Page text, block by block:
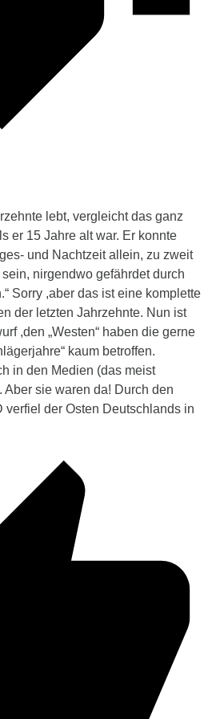
lebt, vergleicht das ganz
er 15 Jahre alt war. Er konnte
und Nachtzeit allein, zu zweit
nirgendwo gefährdet durch
Sorry ,aber das ist eine komplette
der letzten Jahrzehnte. Nun ist
,den „Westen“ haben die gerne
kaum betroffen.
in den Medien (das meist
Aber sie waren da! Durch den
verfiel der Osten Deutschlands in